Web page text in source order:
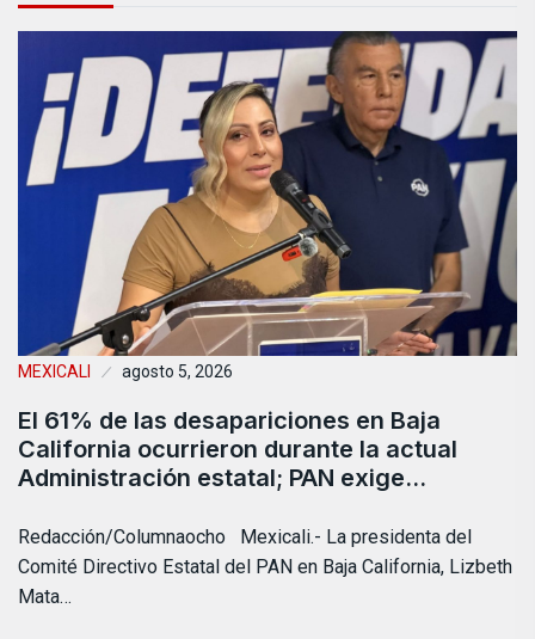
MEXICALI agosto 5, 2026
El 61% de las desapariciones en Baja
California ocurrieron durante la actual
Administración estatal; PAN exige…
Redacción/Columnaocho Mexicali.- La presidenta del
Comité Directivo Estatal del PAN en Baja California, Lizbeth
Mata…